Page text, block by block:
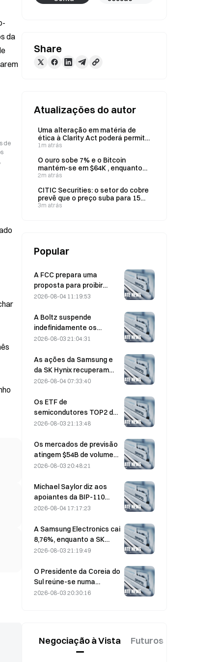
da
de
Share
Atualizações do autor
Uma alteração em matéria de
ética à Clarity Act poderá permitir
a Trump adiar o pagamento de
criptomoedas avaliadas em 1,4 mil
milhões de dólares
1m atrás
O ouro sobe 7% e o Bitcoin
mantém-se em $64K , enquanto
os fundos abandonam as ações
2m atrás
CITIC Securities: o setor do cobre
prevê que o preço suba para 15
000 dólares por tonelada devido à
3m atrás
Popular
A FCC prepara uma
proposta para proibir
módulos ópticos chineses
dados; a Xinyuan enfrenta
um impacto de 27% na
quota de mercado
2026-08-04 11:19:53
A Boltz suspende
indefinidamente os
serviços da ponte Bitcoin
assistidos por IA
2026-08-03 21:04:31
As ações da Samsung e
da SK Hynix recuperam
das perdas de 5% graças
investidores particulares
2026-08-04 07:33:40
Os ETF de
semicondutores TOP2 da
Coreia do Sul caem 36%
que as entradas se
invertem
2026-08-03 21:13:48
Os mercados de previsão
atingem $54B de volume
em julho, à medida que o
impulsiona a negociação
2026-08-03 20:48:21
Michael Saylor diz aos
apoiantes da BIP-110
para «recuarem»
mineradores estagna nos
2,70%
2026-08-04 17:17:23
A Samsung Electronics cai
8,76%, enquanto a SK
Hynix desce 8,79% a 4 de
julho.
2026-08-03 21:19:49
O Presidente da Coreia do
Sul reúne-se numa
reunião de emergência de
2026-08-03 20:30:16
Negociação à Vista Futuros